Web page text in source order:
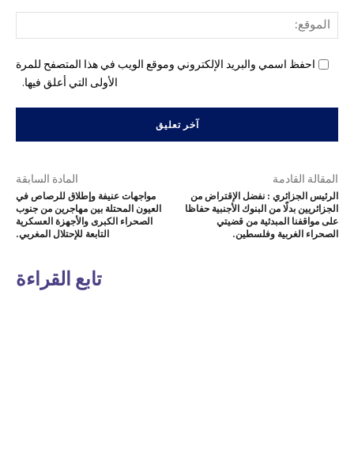
احفظ اسمي والبريد الإلكتروني وموقع الويب في هذا المتصفح للمرة
الأولى التي أعلق فيها.
المادة السابقة
مواجهات عنيفة وإطلاق للرصاص في
العيون المحتلة بين مهاجرين من جنوب
الصحراء الكبرى والأجهزة العسكرية
التابعة للإحتلال المغربي.
المقالة القادمة
الرئيس الجزائري : نفضل الإقتراض من
الجزائريين بدلًا من البنوك الأجنبية حفاظا
على مواقفنا المبدئية من قضيتي
الصحراء الغربية وفلسطين.
تابع القراءة